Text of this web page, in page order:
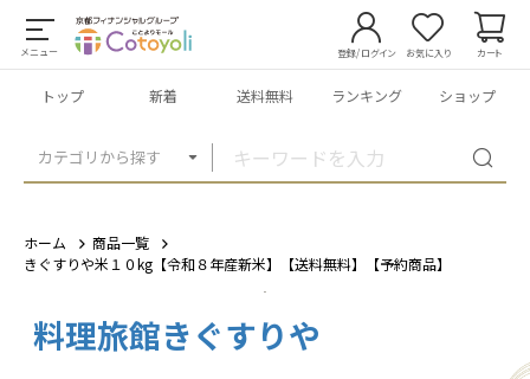
メニュー
カテゴリから探す
登録/ログイン お気に入り カート
トップ 新着 送料無料 ランキング ショップ
ホーム
商品一覧
きぐすりや米１０kg【令和８年産新米】【送料無料】【予約商品】
料理旅館きぐすりや